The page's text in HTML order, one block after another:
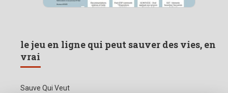
le jeu en ligne qui peut sauver des vies, en
vrai
Sauve Qui Veut